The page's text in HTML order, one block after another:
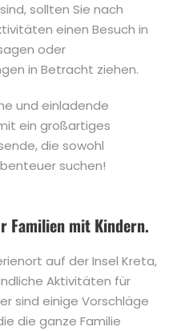
sollten Sie nach
einen Besuch in
oder
in Betracht ziehen.
und einladende
ein großartiges
die sowohl
suchen!
Familien mit Kindern.
auf der Insel Kreta,
Aktivitäten für
sind einige Vorschläge
die ganze Familie